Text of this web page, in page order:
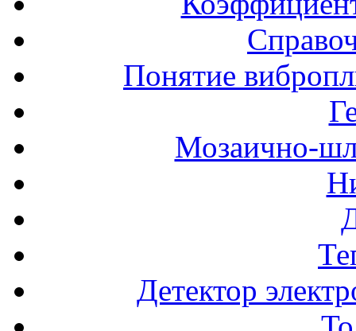
Понятие
Мозаично-
Детектор